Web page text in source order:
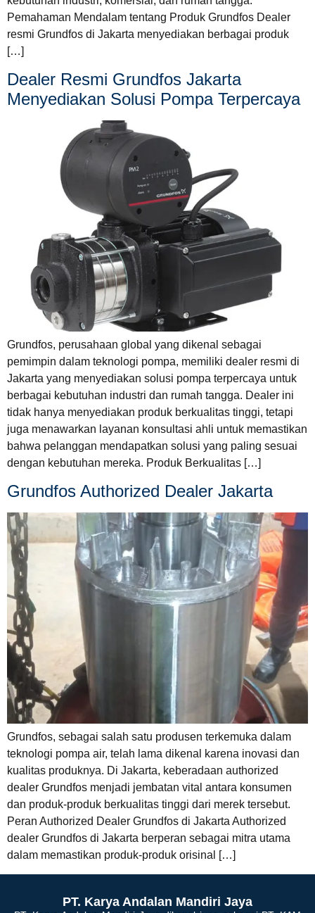
Pemahaman Mendalam tentang Produk Grundfos Dealer
resmi Grundfos di Jakarta menyediakan berbagai produk
[…]
Dealer Resmi Grundfos Jakarta
Menyediakan Solusi Pompa Terpercaya
Grundfos, perusahaan global yang dikenal sebagai
pemimpin dalam teknologi pompa, memiliki dealer resmi di
Jakarta yang menyediakan solusi pompa terpercaya untuk
berbagai kebutuhan industri dan rumah tangga. Dealer ini
tidak hanya menyediakan produk berkualitas tinggi, tetapi
juga menawarkan layanan konsultasi ahli untuk memastikan
bahwa pelanggan mendapatkan solusi yang paling sesuai
dengan kebutuhan mereka. Produk Berkualitas […]
Grundfos Authorized Dealer Jakarta
Grundfos, sebagai salah satu produsen terkemuka dalam
teknologi pompa air, telah lama dikenal karena inovasi dan
kualitas produknya. Di Jakarta, keberadaan authorized
dealer Grundfos menjadi jembatan vital antara konsumen
dan produk-produk berkualitas tinggi dari merek tersebut.
Peran Authorized Dealer Grundfos di Jakarta Authorized
dealer Grundfos di Jakarta berperan sebagai mitra utama
dalam memastikan produk-produk orisinal […]
PT. Karya Andalan Mandiri Jaya